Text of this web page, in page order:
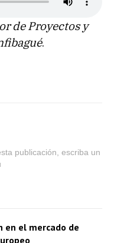
de Proyectos y
.
publicación, escriba un
en el mercado de